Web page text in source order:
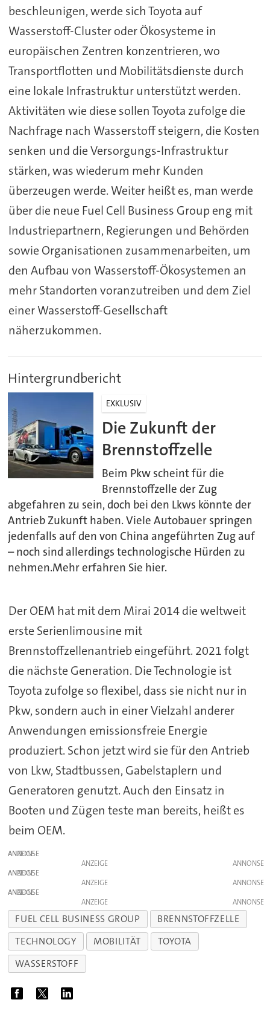
beschleunigen, werde sich Toyota auf
Wasserstoff-Cluster oder Ökosysteme in
europäischen Zentren konzentrieren, wo
Transportflotten und Mobilitätsdienste durch
eine lokale Infrastruktur unterstützt werden.
Aktivitäten wie diese sollen Toyota zufolge die
Nachfrage nach Wasserstoff steigern, die Kosten
senken und die Versorgungs-Infrastruktur
stärken, was wiederum mehr Kunden
überzeugen werde. Weiter heißt es, man werde
über die neue Fuel Cell Business Group eng mit
Industriepartnern, Regierungen und Behörden
sowie Organisationen zusammenarbeiten, um
den Aufbau von Wasserstoff-Ökosystemen an
mehr Standorten voranzutreiben und dem Ziel
einer Wasserstoff-Gesellschaft
näherzukommen.
Hintergrundbericht
EXKLUSIV
Die Zukunft der
Brennstoffzelle
Beim Pkw scheint für die
Brennstoffzelle der Zug
abgefahren zu sein, doch bei den Lkws könnte der
Antrieb Zukunft haben. Viele Autobauer springen
jedenfalls auf den von China angeführten Zug auf
– noch sind allerdings technologische Hürden zu
nehmen.Mehr erfahren Sie hier.
Der OEM hat mit dem Mirai 2014 die weltweit
erste Serienlimousine mit
Brennstoffzellenantrieb eingeführt. 2021 folgt
die nächste Generation. Die Technologie ist
Toyota zufolge so flexibel, dass sie nicht nur in
Pkw, sondern auch in einer Vielzahl anderer
Anwendungen emissionsfreie Energie
produziert. Schon jetzt wird sie für den Antrieb
von Lkw, Stadtbussen, Gabelstaplern und
Generatoren genutzt. Auch den Einsatz in
Booten und Zügen teste man bereits, heißt es
beim OEM.
ANZEIGE
ANZEIGE
ANZEIGE
ANZEIGE
ANZEIGE
ANZEIGE
FUEL CELL BUSINESS GROUP
BRENNSTOFFZELLE
TECHNOLOGY
MOBILITÄT
TOYOTA
WASSERSTOFF